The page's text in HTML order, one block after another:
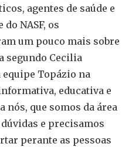
agentes de saúde e
NASF, os
um pouco mais sobre
segundo Cecilia
Topázio na
educativa e
nós, que somos da área
e precisamos
perante as pessoas